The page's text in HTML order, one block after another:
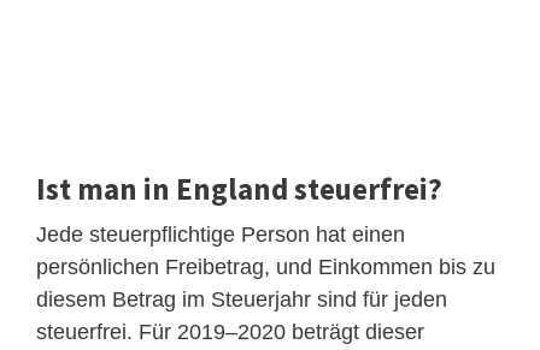
Ist man in England steuerfrei?
Jede steuerpflichtige Person hat einen
persönlichen Freibetrag, und Einkommen bis zu
diesem Betrag im Steuerjahr sind für jeden
steuerfrei. Für 2019–2020 beträgt dieser